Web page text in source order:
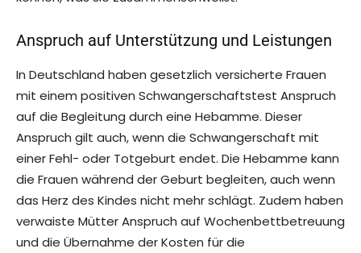
Anspruch auf Unterstützung und Leistungen
In Deutschland haben gesetzlich versicherte Frauen
mit einem positiven Schwangerschaftstest Anspruch
auf die Begleitung durch eine Hebamme. Dieser
Anspruch gilt auch, wenn die Schwangerschaft mit
einer Fehl- oder Totgeburt endet. Die Hebamme kann
die Frauen während der Geburt begleiten, auch wenn
das Herz des Kindes nicht mehr schlägt. Zudem haben
verwaiste Mütter Anspruch auf Wochenbettbetreuung
und die Übernahme der Kosten für die